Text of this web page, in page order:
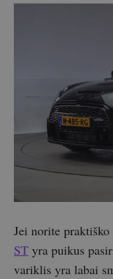
Jei norite
ST yra puikus
variklis yra labai